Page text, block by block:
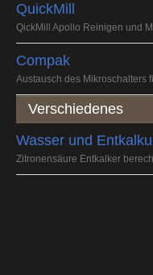
QuickMill
Compak
Verschiedenes
Wasser und
Zitronensäure Entkalker